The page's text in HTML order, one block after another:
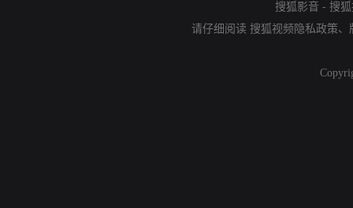
搜狐影音 - 搜
请仔细阅读 搜狐视频隐私政策、